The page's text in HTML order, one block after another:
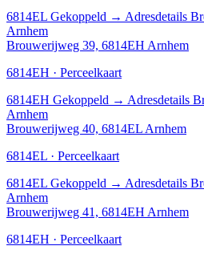
6814EL Gekoppeld → Adresdetails
Arnhem
Brouwerijweg 39, 6814EH Arnhem
6814EH · Perceelkaart
6814EH Gekoppeld → Adresdetails
Arnhem
Brouwerijweg 40, 6814EL Arnhem
6814EL · Perceelkaart
6814EL Gekoppeld → Adresdetails
Arnhem
Brouwerijweg 41, 6814EH Arnhem
6814EH · Perceelkaart